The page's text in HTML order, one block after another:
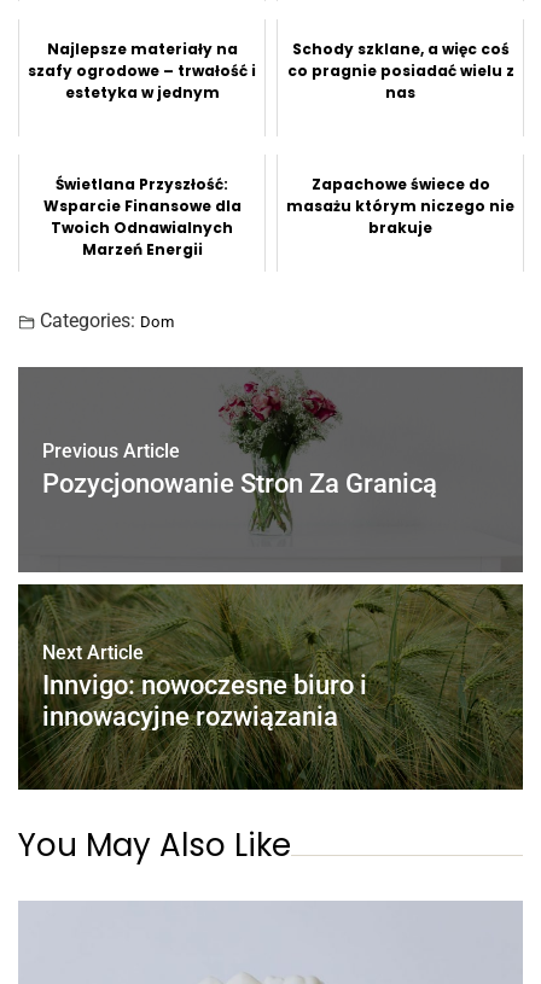
Najlepsze materiały na
szafy ogrodowe – trwałość i
estetyka w jednym
Schody szklane, a więc coś
co pragnie posiadać wielu z
nas
Świetlana Przyszłość:
Wsparcie Finansowe dla
Twoich Odnawialnych
Marzeń Energii
Zapachowe świece do
masażu którym niczego nie
brakuje
Categories: Dom
Previous Article
Pozycjonowanie Stron Za Granicą
Next Article
Innvigo: nowoczesne biuro i
innowacyjne rozwiązania
You May Also Like